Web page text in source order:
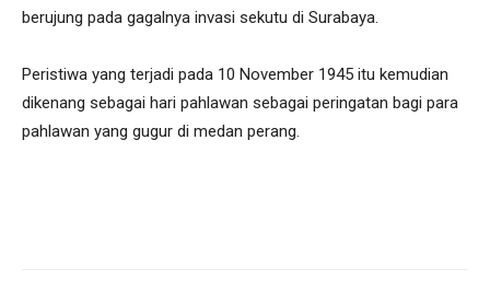
berujung pada gagalnya invasi sekutu di Surabaya.
Peristiwa yang terjadi pada 10 November 1945 itu kemudian
dikenang sebagai hari pahlawan sebagai peringatan bagi para
pahlawan yang gugur di medan perang.